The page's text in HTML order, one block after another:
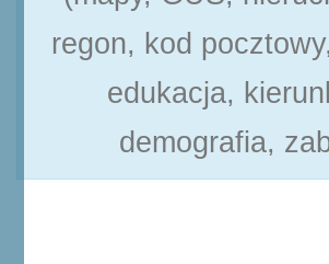
regon, kod
edukacja,
demografia,